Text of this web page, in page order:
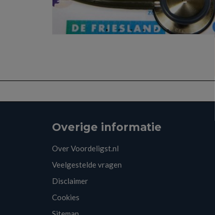
Overige informatie
Over Voordeligst.nl
Veelgestelde vragen
Disclaimer
Cookies